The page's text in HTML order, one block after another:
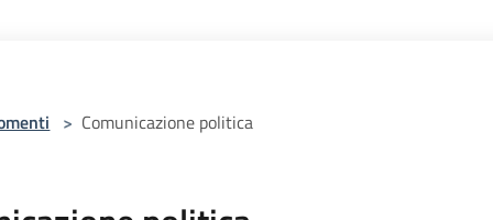
> Comunicazione politica